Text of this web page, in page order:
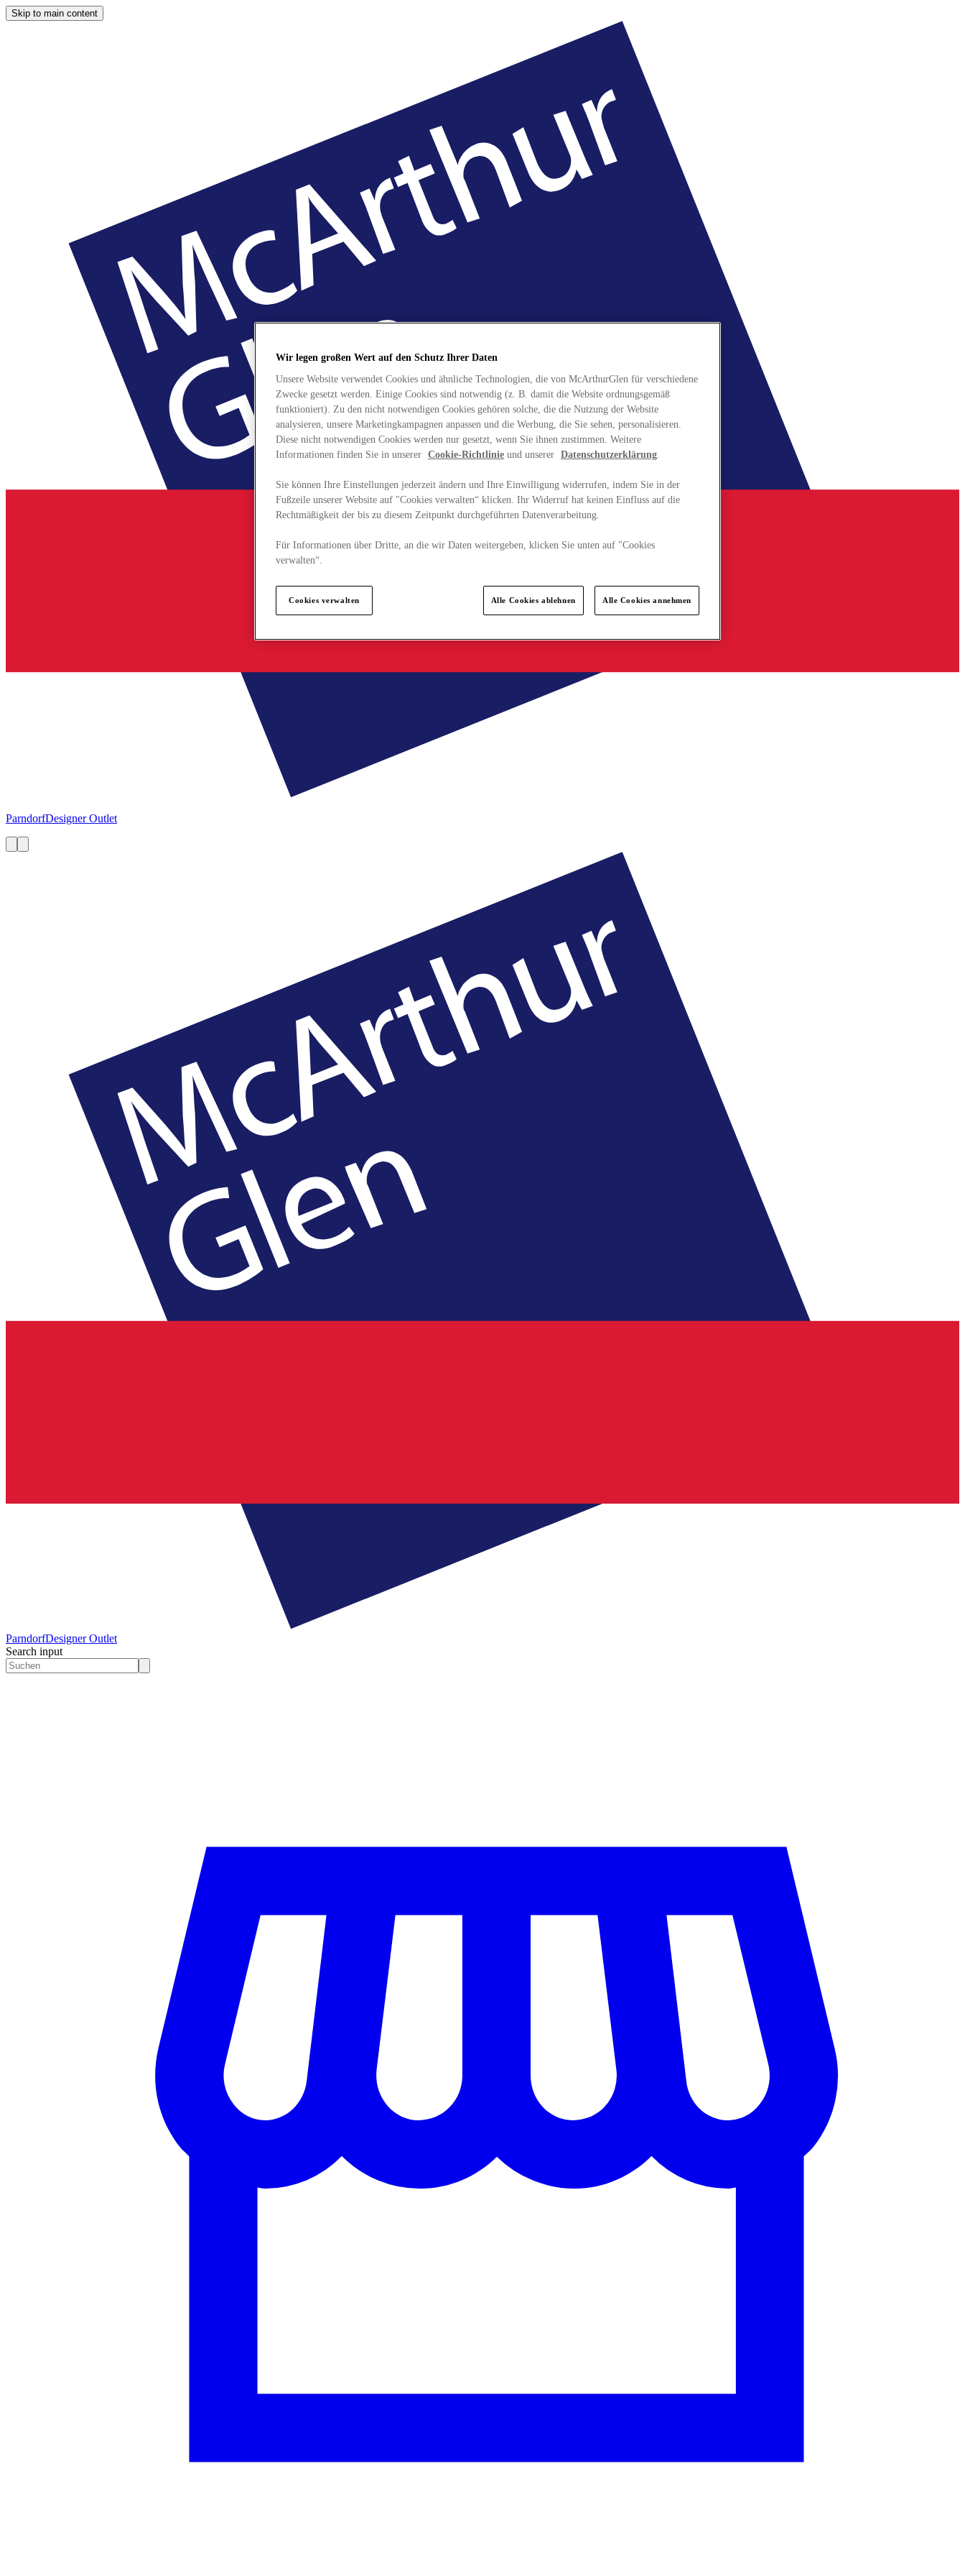
Skip to main content
ParndorfDesigner Outlet
ParndorfDesigner Outlet
Search input
Wir legen großen Wert auf den Schutz Ihrer Daten
Unsere Website verwendet Cookies und ähnliche Technologien, die von McArthurGlen für verschiedene
Zwecke gesetzt werden. Einige Cookies sind notwendig (z. B. damit die Website ordnungsgemäß
funktioniert). Zu den nicht notwendigen Cookies gehören solche, die die Nutzung der Website
analysieren, unsere Marketingkampagnen anpassen und die Werbung, die Sie sehen, personalisieren.
Diese nicht notwendigen Cookies werden nur gesetzt, wenn Sie ihnen zustimmen. Weitere
Informationen finden Sie in unserer Cookie-Richtlinie und unserer Datenschutzerklärung.
Sie können Ihre Einstellungen jederzeit ändern und Ihre Einwilligung widerrufen, indem Sie in der
Fußzeile unserer Website auf "Cookies verwalten“ klicken. Ihr Widerruf hat keinen Einfluss auf die
Rechtmäßigkeit der bis zu diesem Zeitpunkt durchgeführten Datenverarbeitung.
Für Informationen über Dritte, an die wir Daten weitergeben, klicken Sie unten auf "Cookies
verwalten“.
Cookies verwalten Alle Cookies ablehnen Alle Cookies annehmen